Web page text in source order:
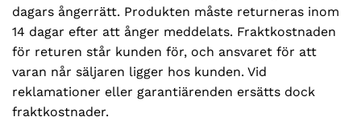
dagars ångerrätt. Produkten måste returneras inom
14 dagar efter att ånger meddelats. Fraktkostnaden
för returen står kunden för, och ansvaret för att
varan når säljaren ligger hos kunden. Vid
reklamationer eller garantiärenden ersätts dock
fraktkostnader.